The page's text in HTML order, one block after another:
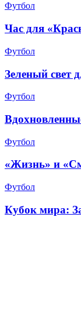
Футбол
Час для
Футбол
Зеленый свет
Футбол
Футбол
«Жизнь» и
Футбол
Кубок мира: